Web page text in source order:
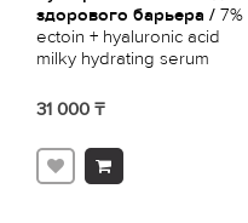
здорового барьера / 7%
ectoin + hyaluronic acid
milky hydrating serum
31 000 ₸